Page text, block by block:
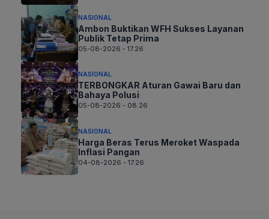
NASIONAL
Ambon Buktikan WFH Sukses Layanan
Publik Tetap Prima
05-08-2026 - 17.26
NASIONAL
TERBONGKAR Aturan Gawai Baru dan
Bahaya Polusi
05-08-2026 - 08.26
NASIONAL
Harga Beras Terus Meroket Waspada
Inflasi Pangan
04-08-2026 - 17.26